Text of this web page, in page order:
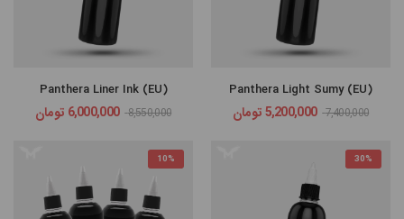
Panthera Light Sumy (EU)
7,400,000
5,200,000تومان
Panthera Liner Ink (EU)
8,550,000
6,000,000 تومان
30%
10%